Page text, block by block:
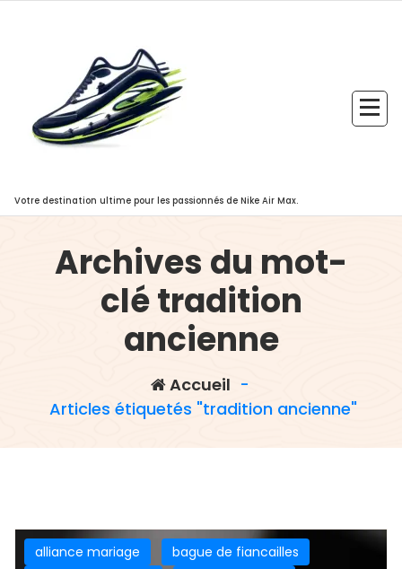
Votre destination ultime pour les passionnés de Nike Air Max.
Archives du mot-
clé tradition
ancienne
Accueil -
Articles étiquetés "tradition ancienne"
alliance mariage
bague de fiancailles